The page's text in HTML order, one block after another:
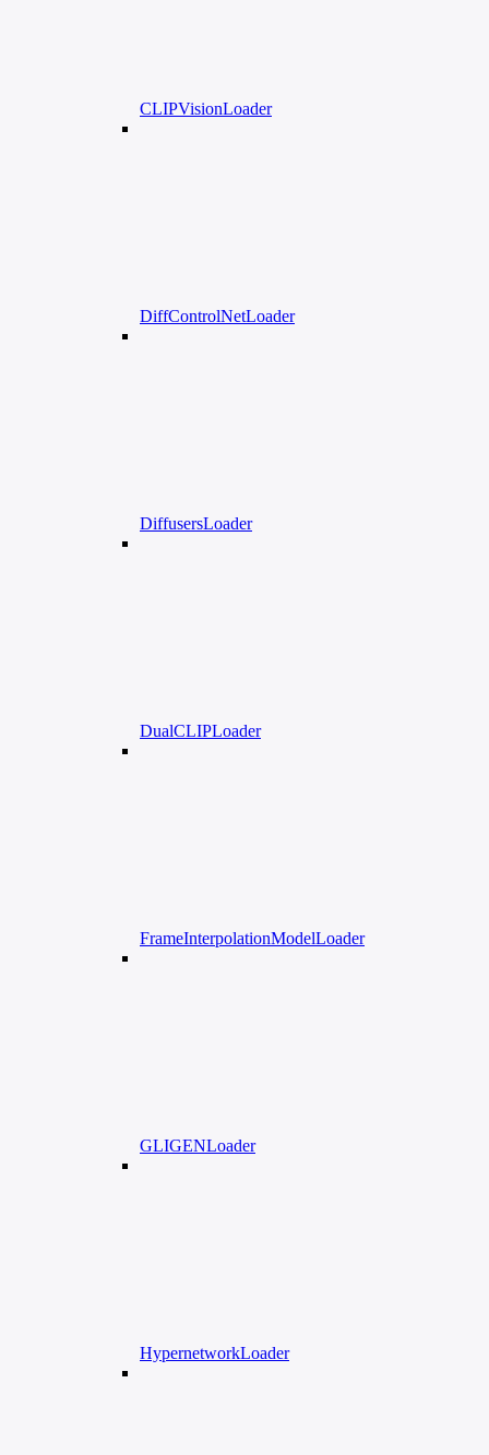
CLIPVisionLoader
DiffControlNetLoader
DiffusersLoader
DualCLIPLoader
FrameInterpolationModelLoader
GLIGENLoader
HypernetworkLoader